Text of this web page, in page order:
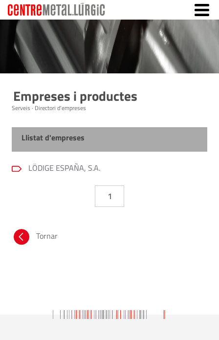
Empreses i productes
Serveis · Directori d'empreses
Llistat d'empreses
LÖDIGE ESPAÑA, S.A.
1
Tornar